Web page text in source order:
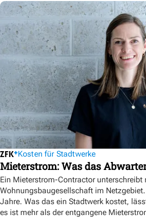
Kosten für Stadtwerke
Mieterstrom: Was das
Ein Mieterstrom-Contractor unterschreibt
Wohnungsbaugesellschaft im
Jahre. Was das ein Stadtwerk kostet,
es ist mehr als der entgangene